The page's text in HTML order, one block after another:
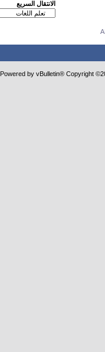
الانتقال السريع
Powered by vBulletin® Copyright